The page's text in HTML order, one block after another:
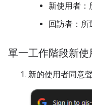
新使用者：
回訪者：所
單一工作階段新使
新的使用者同意